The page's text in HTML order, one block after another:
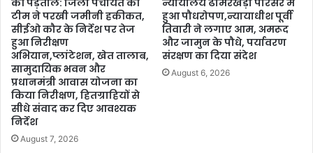
की पड़ताल: जिला पंचायत की
टीम ने परखी जमीनी हकीकत,
सीईओ कौर के निर्देश पर तेज
हुआ निरीक्षण
अभियान,प्लांटेशन, खेत तालाब,
सामुदायिक भवन और
प्रधानमंत्री आवास योजना का
किया निरीक्षण, हितग्राहियों से
सीधे संवाद कर दिए आवश्यक
निर्देश
August 7, 2026
न्यायालय ढीमरखेड़ा परिसर में
हुआ पौधरोपण,न्यायाधीश पूर्वी
तिवारी ने लगाए आम, अमरूद
और जामुन के पौधे, पर्यावरण
संरक्षण का दिया संदेश
August 6, 2026